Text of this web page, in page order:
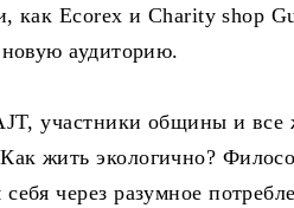
как Ecorex и Charity shop
аудиторию.
участники общины и все
жить экологично?
через разумное